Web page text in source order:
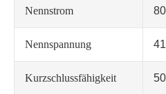
Nennstrom
Nennspannung
Kurzschlussfähigkeit